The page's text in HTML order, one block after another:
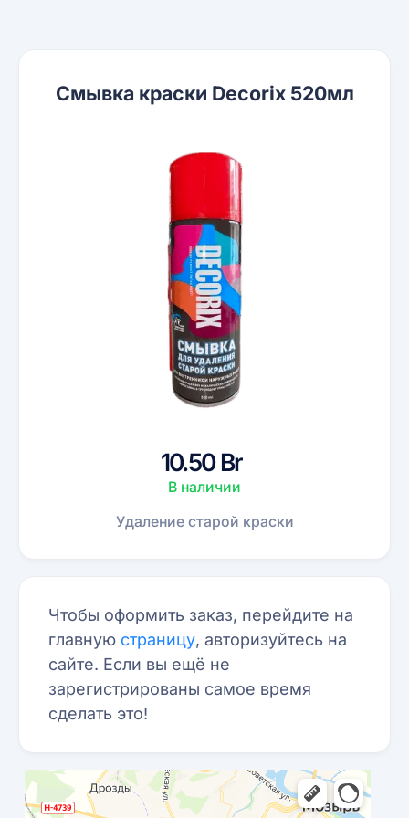
Смывка краски Decorix 520мл
10.50 Br
В наличии
Удаление старой краски
Чтобы оформить заказ, перейдите на
главную страницу, авторизуйтесь на
сайте. Если вы ещё не
зарегистрированы самое время
сделать это!